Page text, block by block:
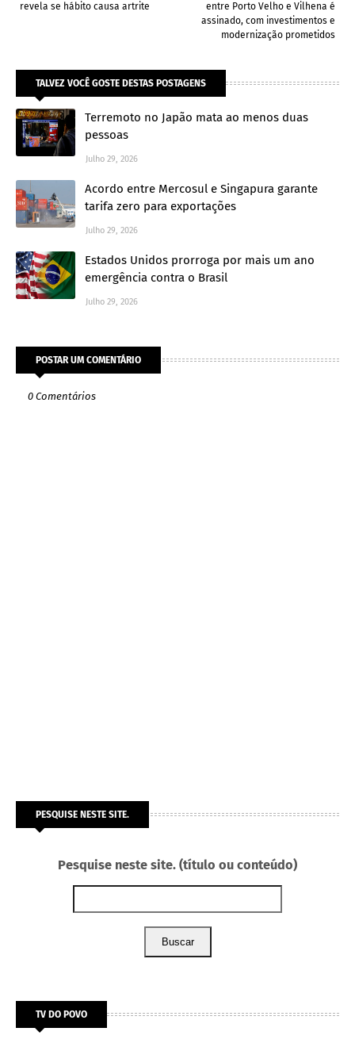
entre Porto Velho e Vilhena é
assinado, com investimentos e
modernização prometidos
revela se hábito causa artrite
TALVEZ VOCÊ GOSTE DESTAS POSTAGENS
Terremoto no Japão mata ao menos duas
pessoas
Julho 29, 2026
Acordo entre Mercosul e Singapura garante
tarifa zero para exportações
Julho 29, 2026
Estados Unidos prorroga por mais um ano
emergência contra o Brasil
Julho 29, 2026
POSTAR UM COMENTÁRIO
0 Comentários
PESQUISE NESTE SITE.
Pesquise neste site. (título ou conteúdo)
Buscar
TV DO POVO